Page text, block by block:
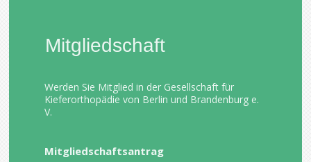
Mitgliedschaft
Werden Sie Mitglied in der Gesellschaft für
Kieferorthopädie von Berlin und Brandenburg e.
V.
Mitgliedschaftsantrag